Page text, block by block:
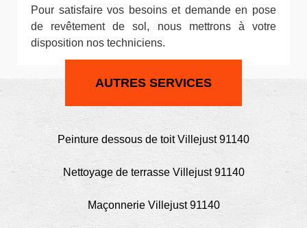
Pour satisfaire vos besoins et demande en pose
de revêtement de sol, nous mettrons à votre
disposition nos techniciens.
AUTRES SERVICES
Peinture dessous de toit Villejust 91140
Nettoyage de terrasse Villejust 91140
Maçonnerie Villejust 91140